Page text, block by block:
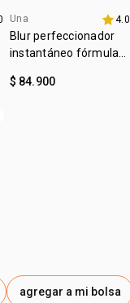
4u al 40%
Una 4.0
Blur perfeccionador
instantáneo fórmula
$ 84.900
agregar a mi bolsa